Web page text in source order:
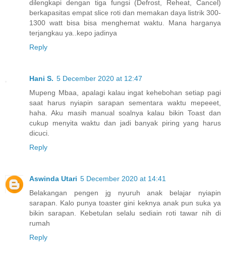
dilengkapi dengan tiga fungsi (Defrost, Reheat, Cancel)
berkapasitas empat slice roti dan memakan daya listrik 300-
1300 watt bisa bisa menghemat waktu. Mana harganya
terjangkau ya..kepo jadinya
Reply
Hani S. 5 December 2020 at 12:47
Mupeng Mbaa, apalagi kalau ingat kehebohan setiap pagi
saat harus nyiapin sarapan sementara waktu mepeeet,
haha. Aku masih manual soalnya kalau bikin Toast dan
cukup menyita waktu dan jadi banyak piring yang harus
dicuci.
Reply
Aswinda Utari 5 December 2020 at 14:41
Belakangan pengen jg nyuruh anak belajar nyiapin
sarapan. Kalo punya toaster gini keknya anak pun suka ya
bikin sarapan. Kebetulan selalu sediain roti tawar nih di
rumah
Reply